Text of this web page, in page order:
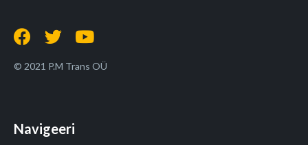
© 2021 P.M Trans OÜ
Navigeeri